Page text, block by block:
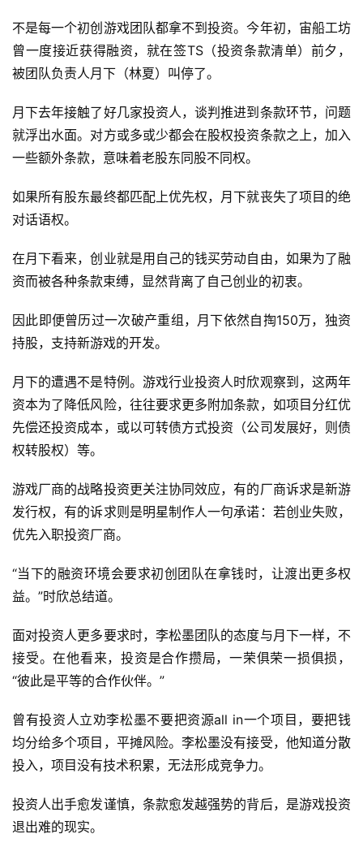
首
页
茶
原
创
不是每一个初创游戏团队都拿不到投资。今年初，宙船工坊
曾一度接近获得融资，就在签TS（投资条款清单）前夕，
被团队负责人月下（林夏）叫停了。
月下去年接触了好几家投资人，谈判推进到条款环节，问题
就浮出水面。对方或多或少都会在股权投资条款之上，加入
一些额外条款，意味着老股东同股不同权。
如果所有股东最终都匹配上优先权，月下就丧失了项目的绝
对话语权。
在月下看来，创业就是用自己的钱买劳动自由，如果为了融
资而被各种条款束缚，显然背离了自己创业的初衷。
因此即便曾历过一次破产重组，月下依然自掏150万，独资
持股，支持新游戏的开发。
月下的遭遇不是特例。游戏行业投资人时欣观察到，这两年
资本为了降低风险，往往要求更多附加条款，如项目分红优
先偿还投资成本，或以可转债方式投资（公司发展好，则债
权转股权）等。
游戏厂商的战略投资更关注协同效应，有的厂商诉求是新游
发行权，有的诉求则是明星制作人一句承诺：若创业失败，
优先入职投资厂商。
“当下的融资环境会要求初创团队在拿钱时，让渡出更多权
益。”时欣总结道。
面对投资人更多要求时，李松墨团队的态度与月下一样，不
接受。在他看来，投资是合作攒局，一荣俱荣一损俱损，
“彼此是平等的合作伙伴。”
曾有投资人立劝李松墨不要把资源all in一个项目，要把钱
均分给多个项目，平摊风险。李松墨没有接受，他知道分散
投入，项目没有技术积累，无法形成竞争力。
投资人出手愈发谨慎，条款愈发越强势的背后，是游戏投资
退出难的现实。